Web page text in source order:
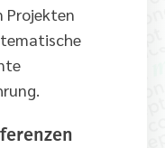
Projekten